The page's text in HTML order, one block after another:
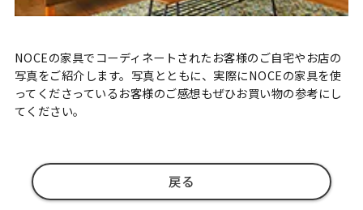
NOCEの家具でコーディネートされたお客様のご自宅やお店の
写真をご紹介します。写真とともに、実際にNOCEの家具を使
ってくださっているお客様のご感想もぜひお買い物の参考にし
てください。
戻る